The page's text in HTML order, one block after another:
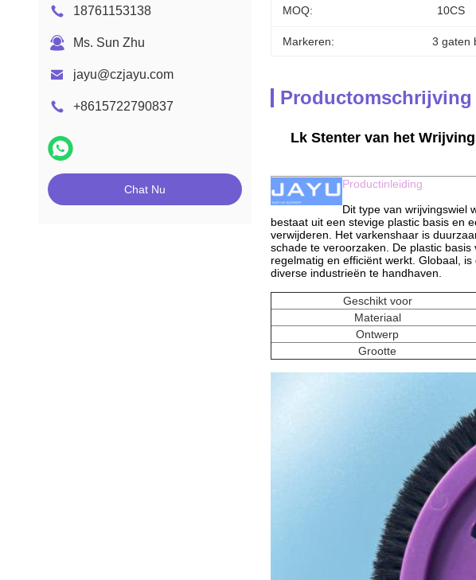
18761153138
Ms. Sun Zhu
jayu@czjayu.com
+8615722790837
Chat Nu
MOQ: 10CS
Markeren: 3 gaten
Productomschrijving
Lk Stenter van het
Productinleiding
Dit type van wrijvingswiel
bestaat uit een stevige plastic basis en
verwijderen. Het varkenshaar is
schade te veroorzaken. De plastic
regelmatig en efficiënt werkt. Globaal,
diverse industrieën te handhaven.
Geschikt voor
Materiaal
Ontwerp
Grootte